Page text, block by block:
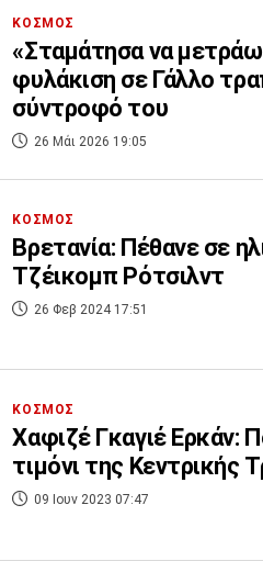
ΚΟΣΜΟΣ
«Σταμάτησα να
φυλάκιση σε Γάλλο
σύντροφό του
26 Μάι 2026 19:05
ΚΟΣΜΟΣ
Βρετανία: Πέθανε σε
Τζέικομπ Ρότσιλντ
26 Φεβ 2024 17:51
ΚΟΣΜΟΣ
Χαφιζέ Γκαγιέ Ερκάν:
τιμόνι της Κεντρικής
09 Ιουν 2023 07:47